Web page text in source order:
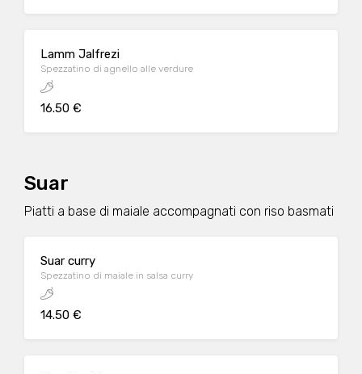
Lamm Jalfrezi
Spezzatino di agnello alle verdure
16.50 €
Suar
Piatti a base di maiale accompagnati con riso basmati
Suar curry
Spezzatino di maiale in salsa curry
14.50 €